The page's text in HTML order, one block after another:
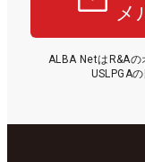
メ
ALBA NetはR&A
USLPGA